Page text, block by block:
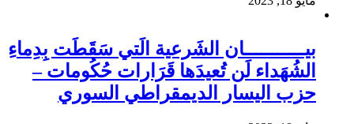
بيـــــــــــان الشَرعية الَتي سَقَطَت بِدِماءِ
الشُهَداء لَن تُعيدَها قَرَارات حُكُومات –
حزب اليسار الديمقراطي السوري